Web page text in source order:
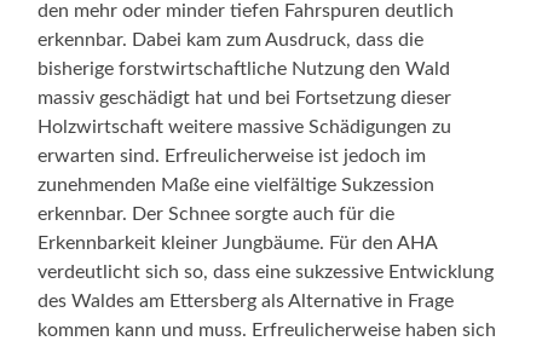
den mehr oder minder tiefen Fahrspuren deutlich
erkennbar. Dabei kam zum Ausdruck, dass die
bisherige forstwirtschaftliche Nutzung den Wald
massiv geschädigt hat und bei Fortsetzung dieser
Holzwirtschaft weitere massive Schädigungen zu
erwarten sind. Erfreulicherweise ist jedoch im
zunehmenden Maße eine vielfältige Sukzession
erkennbar. Der Schnee sorgte auch für die
Erkennbarkeit kleiner Jungbäume. Für den AHA
verdeutlicht sich so, dass eine sukzessive Entwicklung
des Waldes am Ettersberg als Alternative in Frage
kommen kann und muss. Erfreulicherweise haben sich